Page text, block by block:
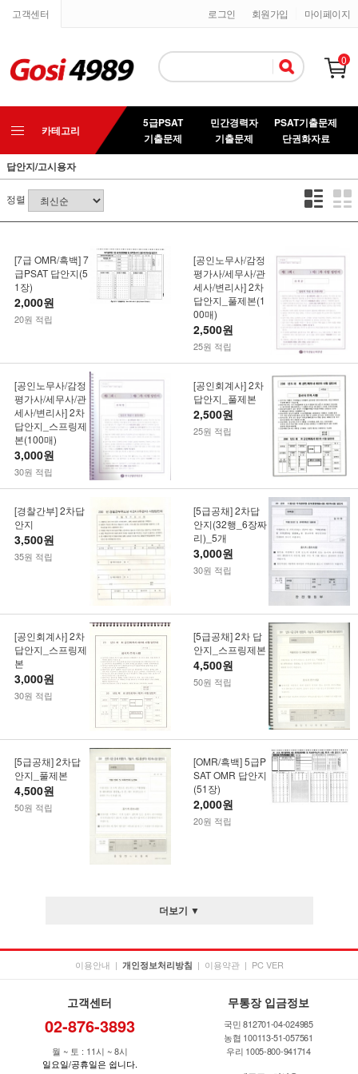
고객센터 마이페이지
회원가입
로그인
0
카테고리
5급PSAT
기출문제
민간경력자
기출문제
PSAT기출문제
단권화자료
답안지/고시용자
정렬
[7급 OMR/흑백] 7
급PSAT 답안지(5
1장)
2,000원
20원 적립
[공인노무사/감정
평가사/세무사/관
세사/변리사] 2차
답안지_풀제본(1
00매)
2,500원
25원 적립
[공인노무사/감정
평가사/세무사/관
세사/변리사] 2차
답안지_스프링제
본(100매)
3,000원
30원 적립
[공인회계사] 2차
답안지_풀제본
2,500원
25원 적립
[경찰간부] 2차답
안지
3,500원
35원 적립
[5급공채] 2차답
안지(32행_6장짜
리)_5개
3,000원
30원 적립
[공인회계사] 2차
답안지_스프링제
본
3,000원
30원 적립
[5급공채] 2차 답
안지_스프링제본
4,500원
50원 적립
[5급공채] 2차답
안지_풀제본
4,500원
50원 적립
[OMR/흑백] 5급P
SAT OMR 답안지
(51장)
2,000원
20원 적립
더보기 ▼
이용안내 | 개인정보처리방침 | 이용약관 | PC VER
고객센터
02-876-3893
월 ~ 토 : 11시 ~ 8시
일요일/공휴일은 쉽니다.
무통장 입금정보
국민 812701-04-024985
농협 100113-51-057561
우리 1005-800-941714